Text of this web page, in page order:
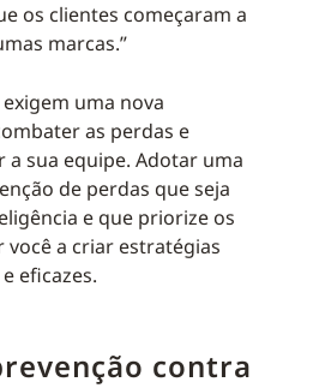
os clientes começaram a
marcas.”
uma nova
as perdas e
sua equipe. Adotar uma
de perdas que seja
e que priorize os
você a criar estratégias
eficazes.
contra